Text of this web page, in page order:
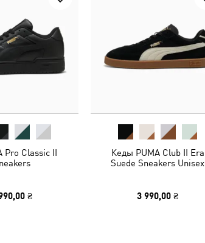
Pro Classic II
₴
Кеды PUMA Club II Era
Suede Sneakers Unisex
3 990,00 ₴